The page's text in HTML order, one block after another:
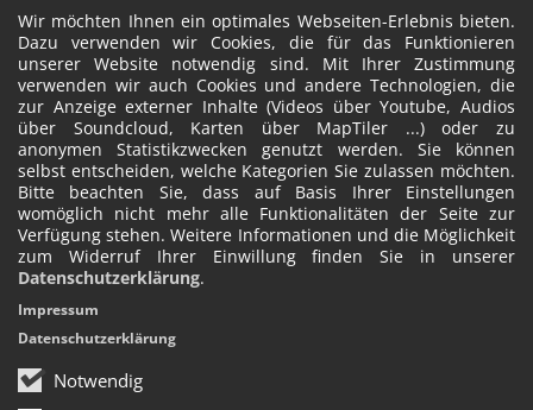
Wir möchten Ihnen ein optimales Webseiten-Erlebnis bieten.
Dazu verwenden wir Cookies, die für das Funktionieren
unserer Website notwendig sind. Mit Ihrer Zustimmung
verwenden wir auch Cookies und andere Technologien, die
zur Anzeige externer Inhalte (Videos über Youtube, Audios
über Soundcloud, Karten über MapTiler ...) oder zu
anonymen Statistikzwecken genutzt werden. Sie können
selbst entscheiden, welche Kategorien Sie zulassen möchten.
Bitte beachten Sie, dass auf Basis Ihrer Einstellungen
womöglich nicht mehr alle Funktionalitäten der Seite zur
Verfügung stehen. Weitere Informationen und die Möglichkeit
zum Widerruf Ihrer Einwillung finden Sie in unserer
Datenschutzerklärung.
Notwendig
Impressum
Datenschutzerklärung